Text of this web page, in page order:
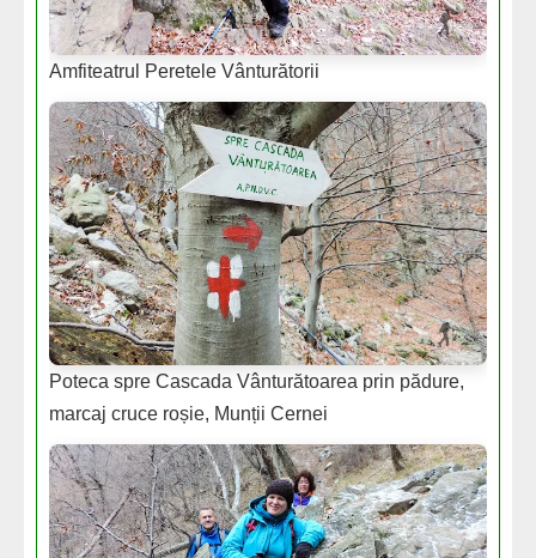
Amfiteatrul Peretele Vânturătorii
Poteca spre Cascada Vânturătoarea prin pădure,
marcaj cruce roșie, Munții Cernei